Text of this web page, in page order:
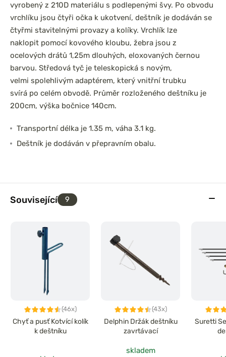
vyrobený z 210D materiálu s podlepenými švy. Po obvodu
vrchlíku jsou čtyři očka k ukotvení, deštník je dodáván se
čtyřmi stavitelnými provazy a kolíky. Vrchlík lze
naklopit pomocí kovového kloubu, žebra jsou z
ocelových drátů 1,25m dlouhých, eloxovaných černou
barvou. Středová tyč je teleskopická s novým,
velmi spolehlivým adaptérem, který vnitřní trubku
svírá po celém obvodě. Průměr rozloženého deštníku je
200cm, výška bočnice 140cm.
Transportní délka je 1.35 m, váha 3.1 kg.
Deštník je dodáván v přepravním obalu.
Související 9
(46x)
Chyť a pusť Kotvící kolík
k deštníku
(43x)
Delphin Držák deštníku
zavrtávací
skladem
Suretti